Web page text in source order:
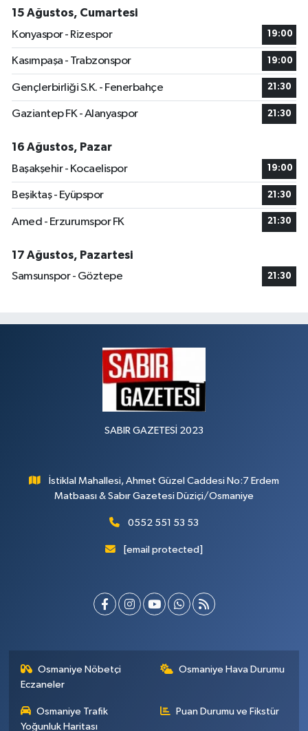
15 Ağustos, Cumartesi
Konyaspor - Rizespor
19:00
Kasımpaşa - Trabzonspor 19:00
Gençlerbirliği S.K. - Fenerbahçe 21:30
Gaziantep FK - Alanyaspor 21:30
16 Ağustos, Pazar
Başakşehir - Kocaelispor
19:00
Beşiktaş - Eyüpspor 21:30
Amed - Erzurumspor FK 21:30
17 Ağustos, Pazartesi
Samsunspor - Göztepe
21:30
SABIR GAZETESİ 2023
İstiklal Mahallesi, Ahmet Güzel Caddesi No:7 Erdem
Matbaası & Sabır Gazetesi Düziçi/Osmaniye
0552 551 53 53
[email protected]
Osmaniye Nöbetçi
Eczaneler
Osmaniye Hava Durumu
Osmaniye Trafik
Yoğunluk Haritası
Puan Durumu ve Fikstür